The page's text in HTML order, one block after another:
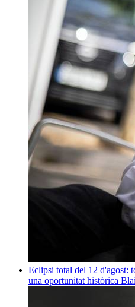
Eclipsi total del 12 d'agost:
una oportunitat històrica